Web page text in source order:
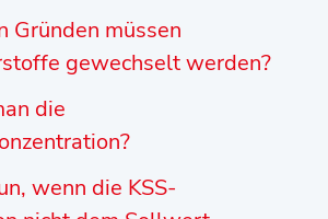
Gründen müssen
gewechselt werden?
die
wenn die KSS-